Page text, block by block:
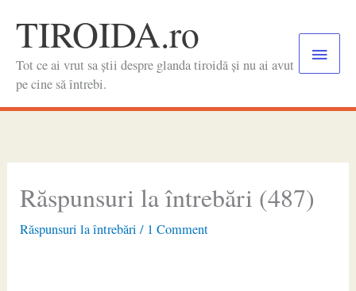
contentTIROIDA.ro
Tot ce ai vrut sa știi despre glanda tiroidă și nu ai avut
pe cine să întrebi.
Main
Răspunsuri la întrebări (487)
Răspunsuri la întrebări / 1 Comment